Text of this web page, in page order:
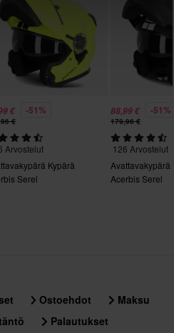
356 x 414 x 344 mm
M
320 x 390 x 290 mm
3XL
356 x 414 x 344 mm
320 x 390 x 290 mm
€ -51%
€
Arvostelut
Kypärä
Serel
88,99 € -51%
179,96 €
126 Arvostelut
Avattavakypärä
Acerbis Serel
Ostoehdot
Maksu
Palautukset